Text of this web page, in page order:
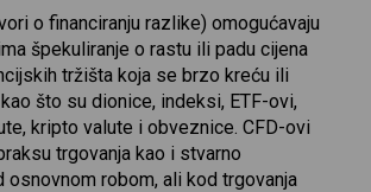
o financiranju razlike) omogućavaju
špekuliranje o rastu ili padu cijena
tržišta koja se brzo kreću ili
što su dionice, indeksi, ETF-ovi,
kripto valute i obveznice. CFD-ovi
trgovanja kao i stvarno
osnovnom robom, ali kod trgovanja